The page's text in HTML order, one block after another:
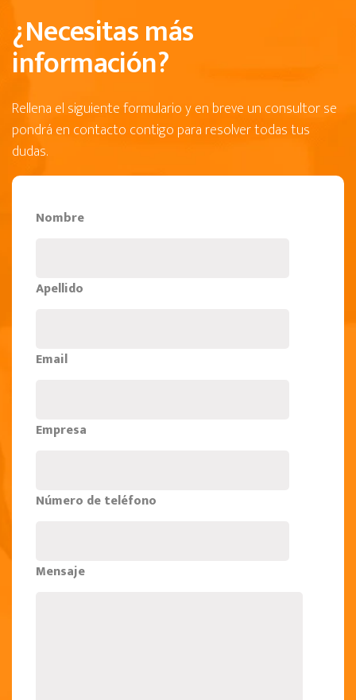
¿Necesitas más
información?
Rellena el siguiente formulario y en breve un consultor se
pondrá en contacto contigo para resolver todas tus
dudas.
Nombre
Apellido
Email
Empresa
Número de teléfono
Mensaje